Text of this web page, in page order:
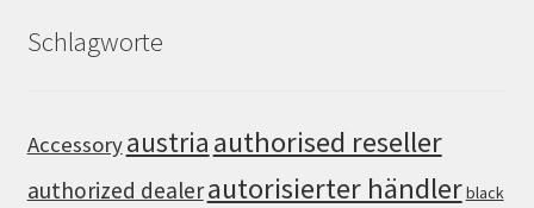
Schlagworte
Accessoryaustria authorised reseller
authorized dealerautorisierter händlerblack